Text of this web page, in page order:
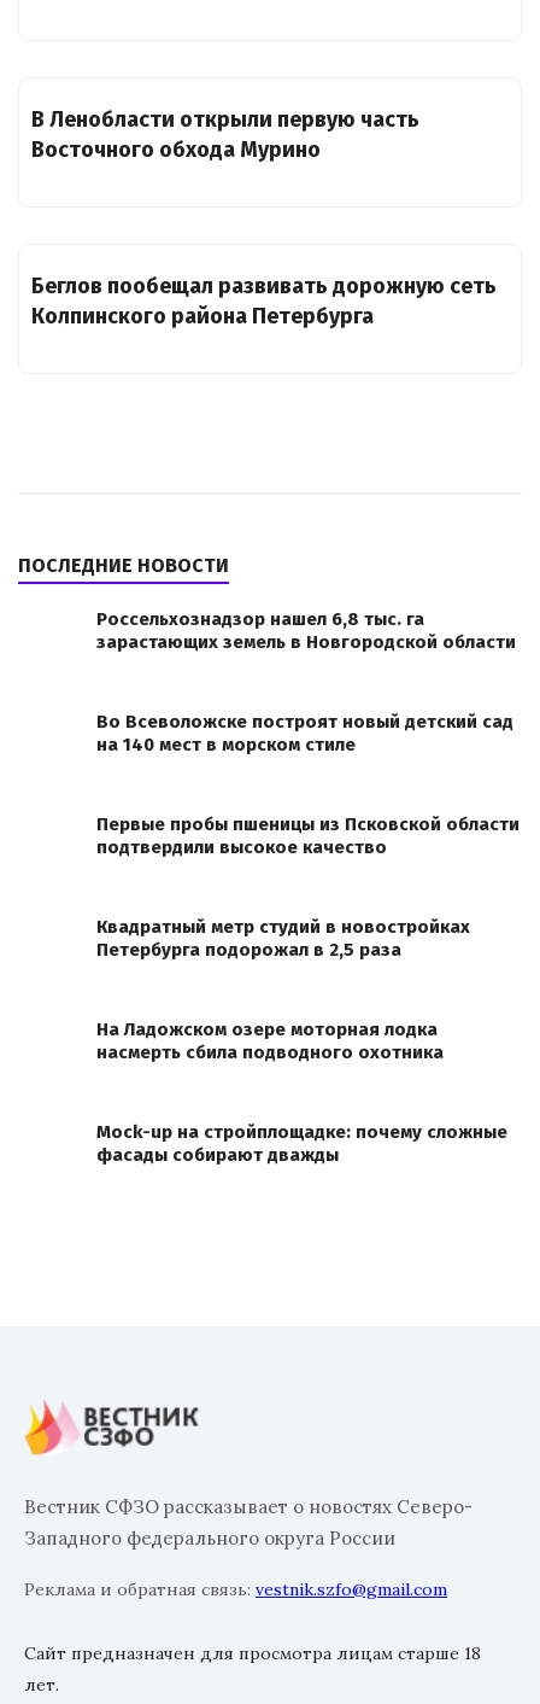
В Ленобласти открыли первую часть
Восточного обхода Мурино
Беглов пообещал развивать дорожную сеть
Колпинского района Петербурга
ПОСЛЕДНИЕ НОВОСТИ
Россельхознадзор нашел 6,8 тыс. га
зарастающих земель в Новгородской области
Во Всеволожске построят новый детский сад
на 140 мест в морском стиле
Первые пробы пшеницы из Псковской области
подтвердили высокое качество
Квадратный метр студий в новостройках
Петербурга подорожал в 2,5 раза
На Ладожском озере моторная лодка
насмерть сбила подводного охотника
Mock-up на стройплощадке: почему сложные
фасады собирают дважды
Вестник СФЗО рассказывает о новостях Северо-
Западного федерального округа России
Реклама и обратная связь: vestnik.szfo@gmail.com
Сайт предназначен для просмотра лицам старше 18
лет.